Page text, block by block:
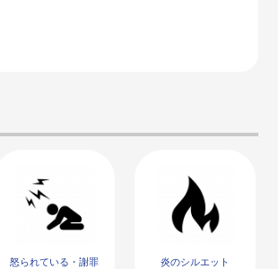
怒られている・謝罪
炎のシルエット